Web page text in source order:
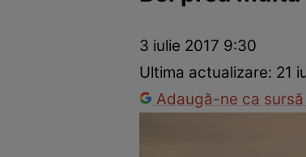
Mâncăruri rapideRețete cu
3 iulie 2017 9:30
Ultima actualizare: 21
Adaugă-ne ca